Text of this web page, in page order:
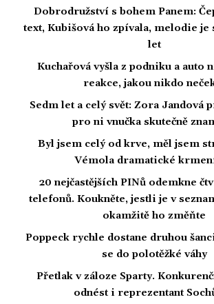
Dobrodružství s bohem Panem:
text, Kubišová ho zpívala, melodie je
let
Kuchařová vyšla z podniku a auto
reakce, jakou nikdo
Sedm let a celý svět: Zora Jandová
pro ni vnučka skutečně
Byl jsem celý od krve, měl jsem
Vémola dramatické
20 nejčastějších PINů odemkne
telefonů. Koukněte, jestli je v
okamžitě ho změňte
Poppeck rychle dostane druhou
se do polotěžké váhy
Přetlak v záloze Sparty.
odnést i reprezentant